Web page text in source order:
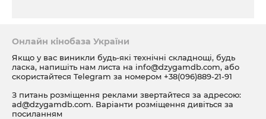
Онлайн кінобаза України
Якщо у вас виникли будь-які технічні складнощі, будь
ласка, напишіть нам листа на info@dzygamdb.com, або
скористайтеся Telegram за номером +38(096)889-21-91
З питань розміщення реклами звертайтеся за адресою:
ad@dzygamdb.com. Варіанти розміщення дивіться за
посиланням